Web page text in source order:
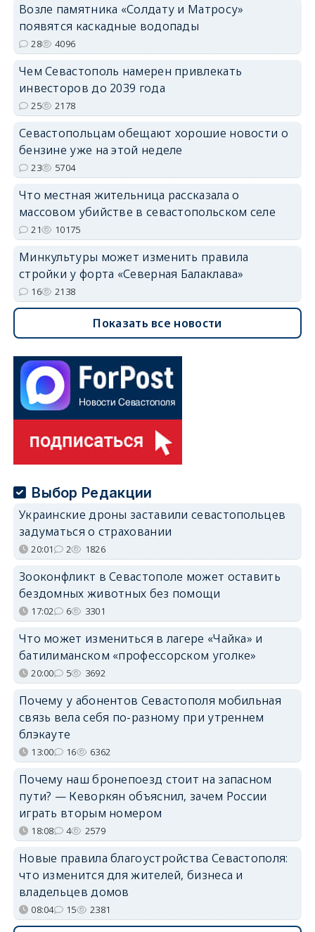
Возле памятника «Солдату и Матросу»
появятся каскадные водопады
28 4096
Чем Севастополь намерен привлекать
инвесторов до 2039 года
25 2178
Севастопольцам обещают хорошие новости о
бензине уже на этой неделе
23 5704
Что местная жительница рассказала о
массовом убийстве в севастопольском селе
21 10175
Минкультуры может изменить правила
стройки у форта «Северная Балаклава»
16 2138
Показать все новости
Выбор Редакции
Украинские дроны заставили севастопольцев
задуматься о страховании
20:01 2 1826
Зооконфликт в Севастополе может оставить
бездомных животных без помощи
17:02 6 3301
Что может измениться в лагере «Чайка» и
батилиманском «профессорском уголке»
20:00 5 3692
Почему у абонентов Севастополя мобильная
связь вела себя по-разному при утреннем
блэкауте
13:00 16 6362
Почему наш бронепоезд стоит на запасном
пути? — Кеворкян объяснил, зачем России
играть вторым номером
18:08 4 2579
Новые правила благоустройства Севастополя:
что изменится для жителей, бизнеса и
владельцев домов
08:04 15 2381